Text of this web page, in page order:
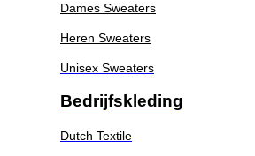
Dames Sweaters
Heren Sweaters
Unisex Sweaters
Bedrijfskleding
Dutch Textile